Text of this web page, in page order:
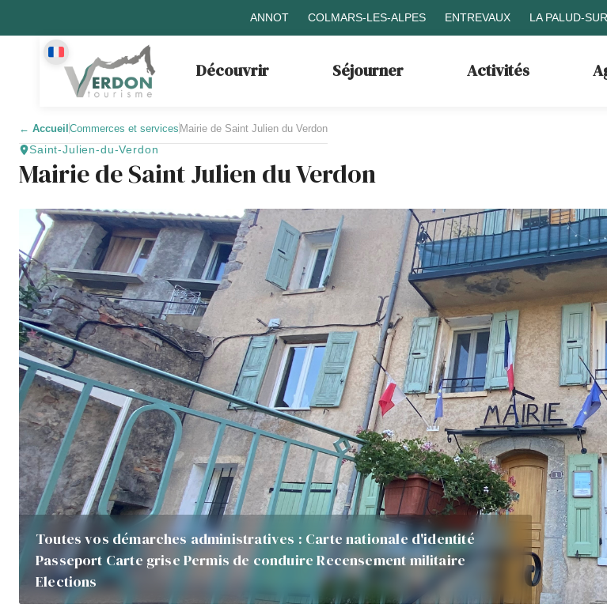
ANNOT COLMARS-LES-ALPES ENTREVAUX LA PALUD-
Découvrir Séjourner Activités
← AccueilCommerces et services Mairie de Saint Julien du Verdon
Saint-Julien-du-Verdon
Mairie de Saint Julien du Verdon
Toutes vos démarches administratives : Carte nationale d'identité
Passeport Carte grise Permis de conduire Recensement militaire
Elections